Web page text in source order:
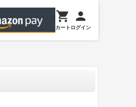
カート ログイン